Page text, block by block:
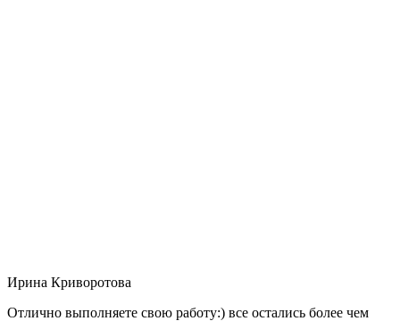
Ирина Криворотова
Отлично выполняете свою работу:) все остались более чем